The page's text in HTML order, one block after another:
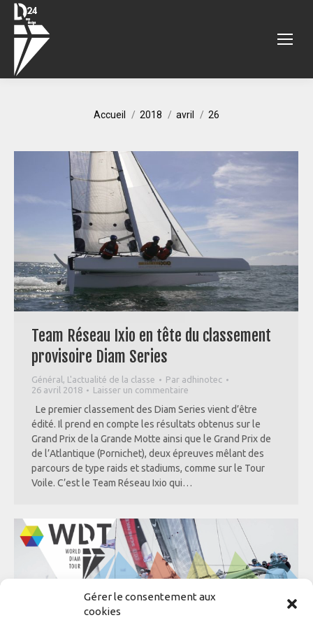
Gérer le consentement aux
cookies
Accueil 2018 avril 26
Team Réseau Ixio en tête du classement
provisoire Diam Series
Général , L'actualité de la classe Par adhinotec
26 avril 2018
Laisser un commentaire
Le premier classement des Diam Series vient d’être
édité. Il prend en compte les résultats obtenus sur le
Grand Prix de la Grande Motte ainsi que le Grand Prix de
de l’Atlantique (Pornichet), deux épreuves mêlant des
parcours de type raids et stadiums, comme sur le Tour
Voile. C’est le Team Réseau Ixio qui…